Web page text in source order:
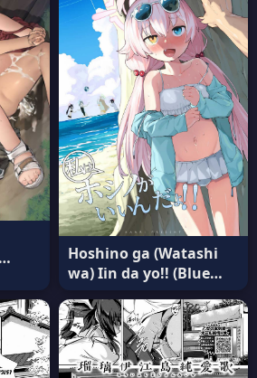
Hoshino ga (Watashi
wa) Iin da yo!! (Blue
Archive) ซับไทย